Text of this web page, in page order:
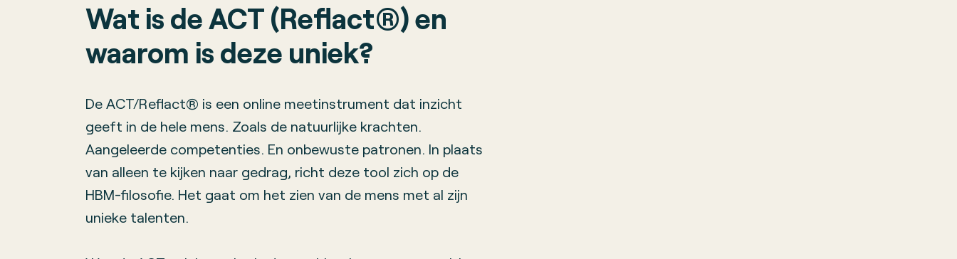
Wat is de ACT (Reflact®) en
waarom is deze uniek?
De ACT/Reflact® is een online meetinstrument dat inzicht
geeft in de hele mens. Zoals de natuurlijke krachten.
Aangeleerde competenties. En onbewuste patronen. In plaats
van alleen te kijken naar gedrag, richt deze tool zich op de
HBM-filosofie. Het gaat om het zien van de mens met al zijn
unieke talenten.